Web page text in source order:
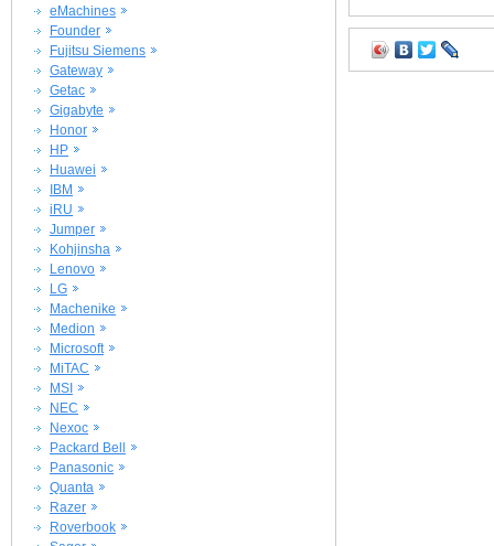
eMachines
Founder
Fujitsu Siemens
Gateway
Getac
Gigabyte
Honor
HP
Huawei
IBM
iRU
Jumper
Kohjinsha
Lenovo
LG
Machenike
Medion
Microsoft
MiTAC
MSI
NEC
Nexoc
Packard Bell
Panasonic
Quanta
Razer
Roverbook